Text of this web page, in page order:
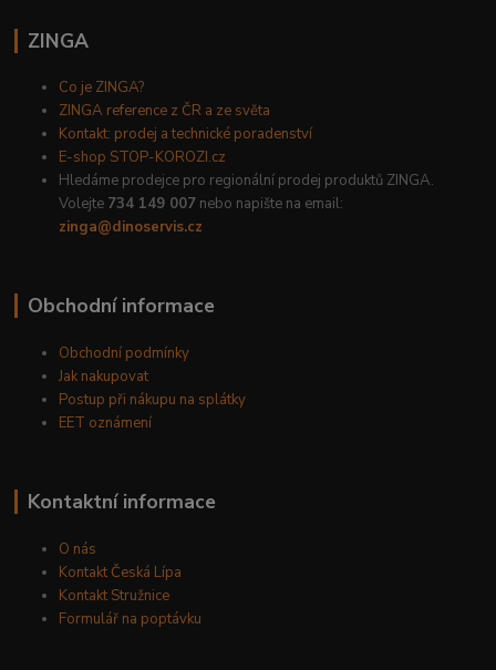
ZINGA
Co je ZINGA?
ZINGA reference z ČR a ze světa
Kontakt: prodej a technické poradenství
E-shop STOP-KOROZI.cz
Hledáme prodejce pro regionální prodej produktů ZINGA.
Volejte 734 149 007 nebo napište na email:
zinga@dinoservis.cz
Obchodní informace
Obchodní podmínky
Jak nakupovat
Postup při nákupu na splátky
EET oznámení
Kontaktní informace
O nás
Kontakt Česká Lípa
Kontakt Stružnice
Formulář na poptávku